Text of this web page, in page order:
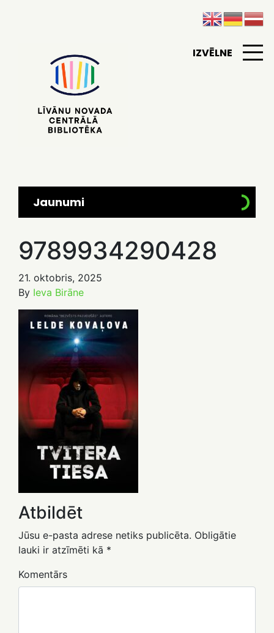
IZVĒLNE
Jaunumi
9789934290428
21. oktobris, 2025
By Ieva Birāne
Atbildēt
Jūsu e-pasta adrese netiks publicēta. Obligātie
lauki ir atzīmēti kā *
Komentārs